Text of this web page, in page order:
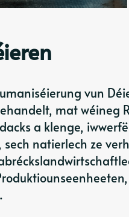
vun
mat wéineg
a klenge,
natierlech ze